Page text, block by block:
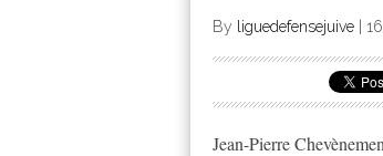
By liguedefensejuive
Jean-Pierre